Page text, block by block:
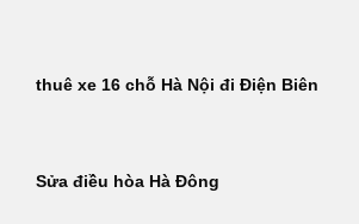
thuê xe 16 chỗ Hà Nội đi Điện Biên
Sửa điều hòa Hà Đông